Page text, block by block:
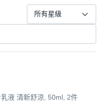
所有星級
液 清新舒涼, 50ml, 2件